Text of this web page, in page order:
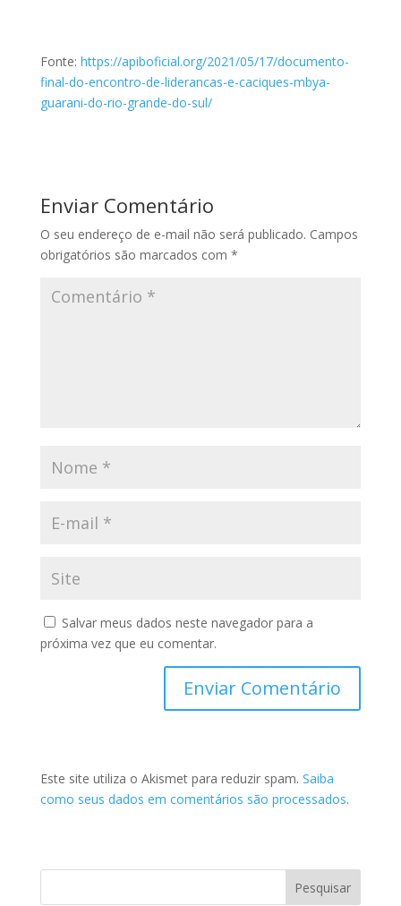
Fonte: https://apiboficial.org/2021/05/17/documento-
final-do-encontro-de-liderancas-e-caciques-mbya-
guarani-do-rio-grande-do-sul/
Enviar Comentário
O seu endereço de e-mail não será publicado. Campos
obrigatórios são marcados com *
Salvar meus dados neste navegador para a
próxima vez que eu comentar.
Este site utiliza o Akismet para reduzir spam. Saiba
como seus dados em comentários são processados.